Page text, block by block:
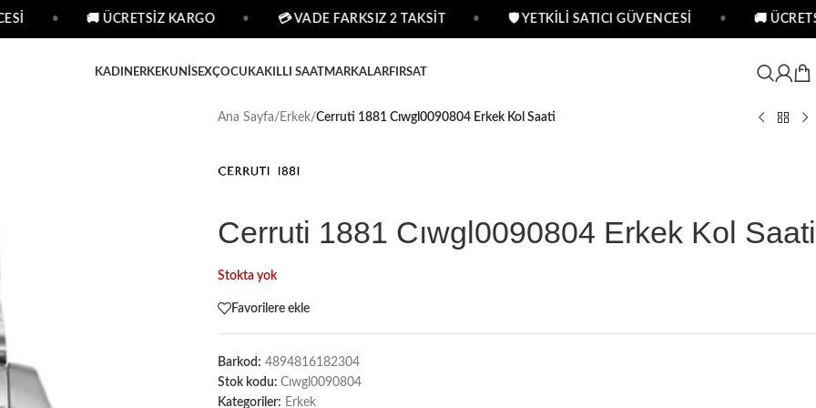
🚚 ÜCRETSİZ KARGO 💳 VADE FARKSIZ 2 TAKSİT 🛡 YETKİLİ SATICI GÜVENCESİ 🚚
KADIN ERKEKUNISEXÇOCUKAKILLI SAATMARKALARFIRSAT
Ana Sayfa/ Erkek/Cerruti 1881 Cıwgl0090804 Erkek Kol Saati
Cerruti 1881 Cıwgl0090804 Erkek Kol Saati
Stokta yok
Favorilere ekle
Barkod: 4894816182304
Stok kodu: Cıwgl0090804
Kategoriler: Erkek